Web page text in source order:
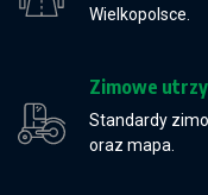
Wielkopolsce.
Zimowe
Standardy
oraz mapa.